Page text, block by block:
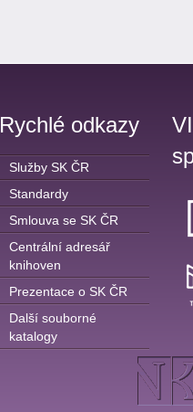
Rychlé odkazy
Služby SK ČR
Standardy
Smlouva se SK ČR
Centrální adresář
knihoven
Prezentace o SK ČR
Další souborné
katalogy